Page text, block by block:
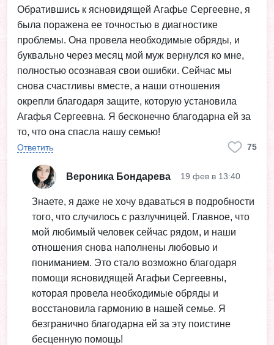
Обратившись к ясновидящей Агафье Сергеевне, я
была поражена ее точностью в диагностике
проблемы. Она провела необходимые обряды, и
буквально через месяц мой муж вернулся ко мне,
полностью осознавая свои ошибки. Сейчас мы
снова счастливы вместе, а наши отношения
окрепли благодаря защите, которую установила
Агафья Сергеевна. Я бесконечно благодарна ей за
то, что она спасла нашу семью!
Ответить 75
Вероника Бондарева 19 фев в 13:40
Знаете, я даже не хочу вдаваться в подробности
того, что случилось с разлучницей. Главное, что
мой любимый человек сейчас рядом, и наши
отношения снова наполнены любовью и
пониманием. Это стало возможно благодаря
помощи ясновидящей Агафьи Сергеевны,
которая провела необходимые обряды и
восстановила гармонию в нашей семье. Я
безгранично благодарна ей за эту поистине
бесценную помощь!